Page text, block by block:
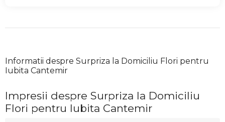
Informatii despre Surpriza la Domiciliu Flori pentru
Iubita Cantemir
Impresii despre Surpriza la Domiciliu
Flori pentru Iubita Cantemir